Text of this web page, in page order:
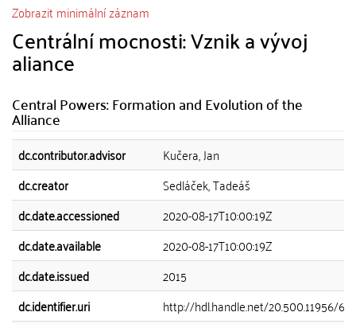
Zobrazit minimální záznam
Centrální mocnosti: Vznik a vývoj
aliance
Central Powers: Formation and Evolution of the
Alliance
dc.contributor.advisor
Kučera, Jan
dc.creator
Sedláček, Tadeáš
dc.date.accessioned
2020-08-17T10:00:19Z
dc.date.available
2020-08-17T10:00:19Z
dc.date.issued
2015
dc.identifier.uri
http://hdl.handle.net/20.500.11956/